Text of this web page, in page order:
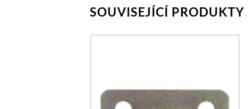
SOUVISEJÍCÍ PRODUKTY